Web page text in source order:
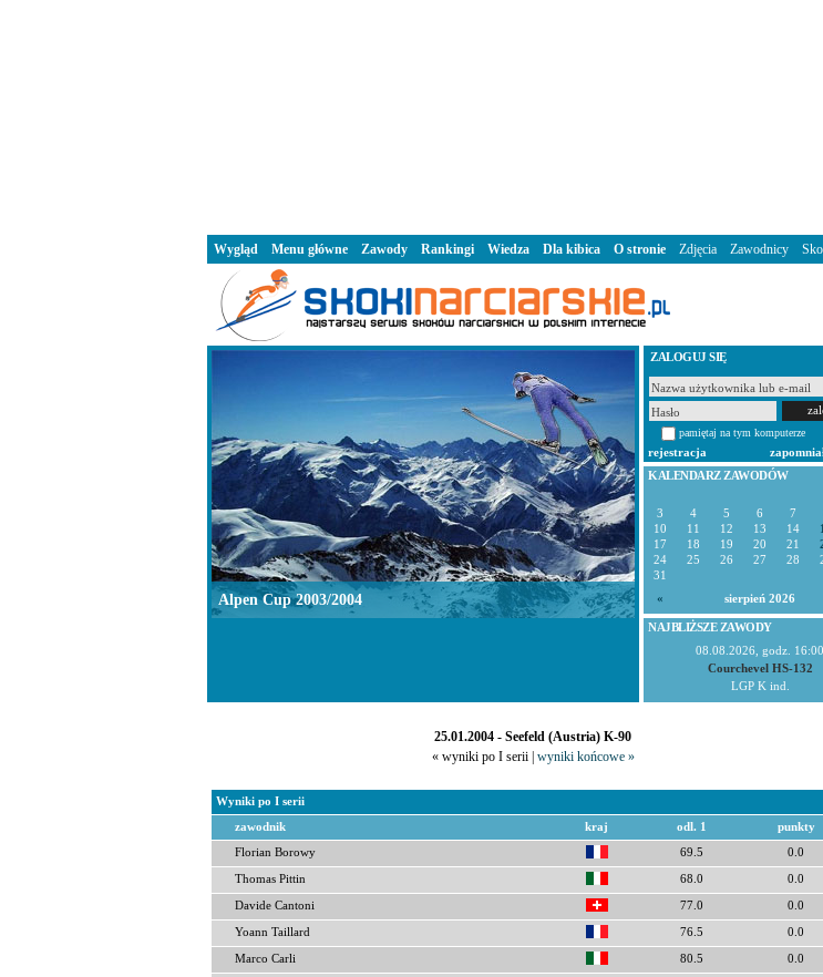
ZALOGUJ SIĘ
pamiętaj na tym komputerze
rejestracja
KALENDARZ ZAWODÓW
3
4 5 6 7
10
11 12 13 14
17
18 19 20 21
24
25 26 27 28
31
«
sierpień 2026
NAJBLIŻSZE ZAWODY
08.08.2026, godz. 16:00
Courchevel HS-132
LGP K ind.
25.01.2004 - Seefeld (Austria) K-90
« wyniki po I serii | wyniki końcowe »
Wyniki po I serii
zawodnik kraj odl. 1 punkty
Florian Borowy 69.5 0.0
Thomas Pittin 68.0 0.0
Davide Cantoni 77.0 0.0
Yoann Taillard 76.5 0.0
Marco Carli 80.5 0.0
Alpen Cup 2003/2004
Wygląd Menu główne Zawody Rankingi Wiedza Dla kibica O stronie Zdjęcia Zawodnicy